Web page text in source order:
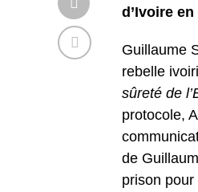
d’Ivoire
Guillaume
rebelle
sûreté de
protocole,
de
prison pour